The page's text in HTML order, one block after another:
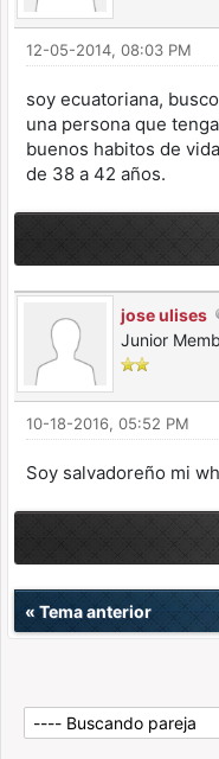
12-05-2014, 08:03 PM
soy ecuatoriana,
una persona que
buenos habitos de
de 38 a 42 años.
jose ulises
Junior
10-18-2016, 05:52 PM
Soy salvadoreño mi
« Tema anterior